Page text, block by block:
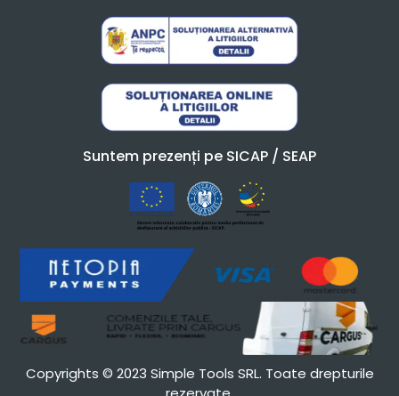
Suntem prezenți pe SICAP / SEAP
Copyrights © 2023 Simple Tools SRL. Toate drepturile